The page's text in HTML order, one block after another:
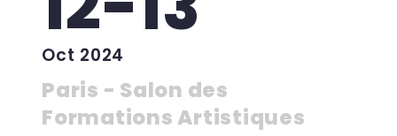
Oct 2024
Paris - Salon des
Formations Artistiques